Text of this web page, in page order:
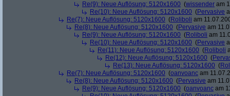
Re(9): Neue Auflösung: 5120x1600 (wissender am
Re(10): Neue Auflösung: 5120x1600 (Pervasive
Re(7): Neue Auflösung: 5120x1600 (Roliboli am
Re(8): Neue Auflösung: 5120x1600 (Pervasive am
Re(9): Neue Auflösung: 5120x1600 (Roliboli am
Re(10): Neue Auflösung: 5120x1600 (Pervasive
Re(11): Neue Auflösung: 5120x1600 (Roliboli
Re(12): Neue Auflösung: 5120x1600 (
Re(13): Neue Auflösung: 5120x1600 (
Re(7): Neue Auflösung: 5120x1600 (oanvoanc am
Re(8): Neue Auflösung: 5120x1600 (Pervasive am
Re(9): Neue Auflösung: 5120x1600 (oanvoanc am